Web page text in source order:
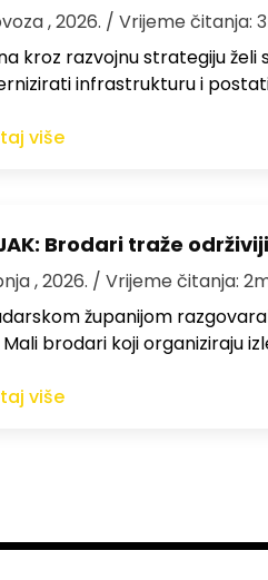
, 2026. / Vrijeme čitanja:
kroz razvojnu strategiju želi
infrastrukturu i
više
Brodari traže
, 2026. / Vrijeme čitanja:
županijom
brodari koji organiziraju
više